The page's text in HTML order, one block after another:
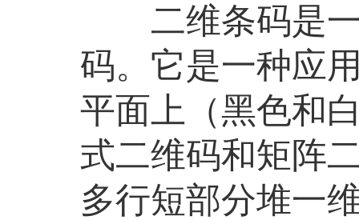
二维条码是一
码。它是一种应
平面上（黑色和
式二维码和矩阵
多行短部分堆一